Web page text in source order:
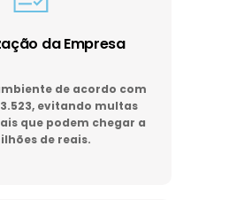
da Empresa
de acordo com
evitando multas
que podem chegar a
de reais.